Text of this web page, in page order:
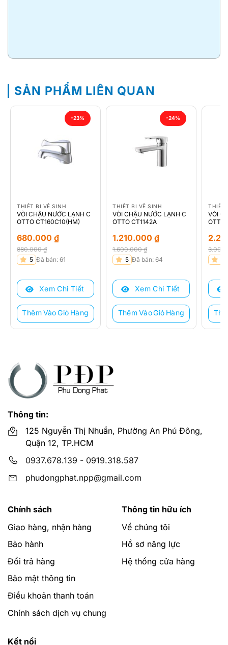
SẢN PHẨM LIÊN QUAN
-23%
THIẾT BỊ VỆ SINH
VÒI CHẬU NƯỚC LẠNH C
OTTO CT160C10(HM)
880.000₫
Giá
là:
880.000 ₫.
680.000 ₫
Giá
tại
680.000 ₫.
5 Đã bán: 61
Xem Chi Tiết
Thêm Vào Giỏ Hàng
-24%
THIẾT BỊ VỆ SINH
VÒI CHẬU NƯỚC LẠNH C
OTTO CT1142A
1.600.000₫
Giá
là:
1.600.000 ₫.
1.210.000₫
Giá
tại
1.210.000 ₫.
5 Đã bán: 64
Xem Chi Tiết
Thêm Vào Giỏ Hàng
THIẾT
VÒI
OTTO
Giá
là:
Giá
tại
Thông tin:
125 Nguyễn Thị Nhuần, Phường An Phú Đông,
Quận 12, TP.HCM
0937.678.139 - 0919.318.587
phudongphat.npp@gmail.com
Chính sách
Giao hàng, nhận hàng
Bảo hành
Đổi trả hàng
Bảo mật thông tin
Điều khoản thanh toán
Chính sách dịch vụ chung
Thông tin hữu ích
Về chúng tôi
Hồ sơ năng lực
Hệ thống cửa hàng
Kết nối